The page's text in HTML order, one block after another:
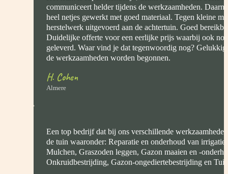
communiceert helder tijdens de werkzaamheden.
heel netjes gewerkt met goed materiaal. Tegen kleine
herstelwerk uitgevoerd aan de achtertuin. Goed
Duidelijke offerte voor een eerlijke prijs waarbij ook
geleverd. Waar vind je dat tegenwoordig nog?
de werkzaamheden worden begonnen.
H. Cohen
Almere
Een top bedrijf dat bij ons verschillende
de tuin waaronder: Reparatie en onderhoud van
Mulchen, Graszoden leggen, Gazon maaien en -
Onkruidbestrijding, Gazon-ongediertebestrijding en